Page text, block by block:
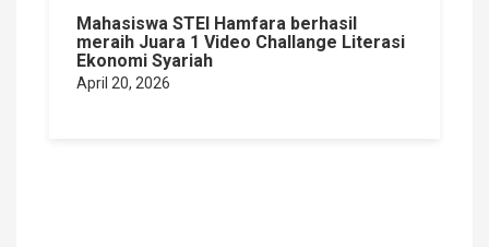
Mahasiswa STEI Hamfara berhasil
meraih Juara 1 Video Challange Literasi
Ekonomi Syariah
April 20, 2026